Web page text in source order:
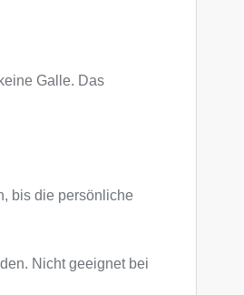
Galle. Das
bis die persönliche
Nicht geeignet bei